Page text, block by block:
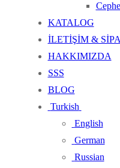
KATALOG
İLETİŞİM &
HAKKIMIZDA
SSS
BLOG
Turkish
English
German
Russian